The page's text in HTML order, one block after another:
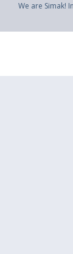
We are Simak!